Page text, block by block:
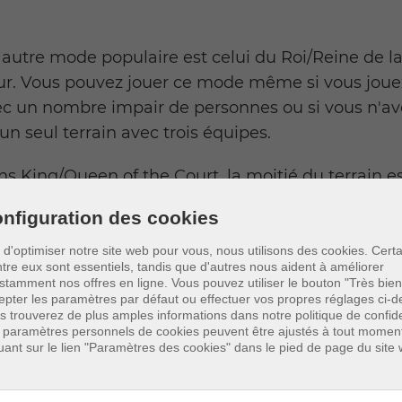
des cookies
d'optimiser notre site web pour vous, nous utilisons des cookies.
eux sont essentiels, tandis que d'autres nous aident à améliorer
nos offres en ligne. Vous pouvez utiliser le bouton "Très
les paramètres par défaut ou effectuer vos propres réglages ci-
trouverez de plus amples informations dans notre politique de
paramètres personnels de cookies peuvent être ajustés à tout
sur le lien "Paramètres des cookies" dans le pied de page du site
autre mode populaire est celui du Roi/Reine de
Vous pouvez jouer ce mode même si vous
un nombre impair de personnes ou si vous
seul terrain avec trois équipes.
King/Queen of the Court, la moitié du terrain
deux côtés ont des caractéristiques uniques, de
que vous ne pouvez marquer des points que
du roi et que le service est toujours du côté du
L'équipe qui perd l'échange doit quitter
tandis que l'autre joue (continue) du côté du
Si elle était déjà du côté du roi, elle obtient